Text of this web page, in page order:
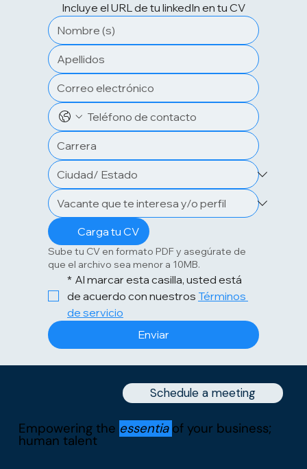
Incluye el URL de tu linkedIn en tu CV
Carga tu CV
Sube tu CV en formato PDF y asegúrate de
que el archivo sea menor a 10MB.
* Al marcar esta casilla, usted está
de acuerdo con nuestros Términos
de servicio
Enviar
Schedule a meeting
Empowering the essentia of your business;
human talent